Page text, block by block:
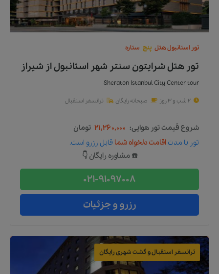
تور استانبولهتل پنج ستاره
تور هتل شرایتون سنتر شهر استانبولاز شیراز
Sheraton Istanbul City Center tour
2 شب و 3 روز صبحانه رایگان ترانسفر استقبال
شروع قیمت تور هوایی: ۲۱,۲۶۰,۰۰۰ تومان
تور با مدت اقامت دلخواه شما قابل رزرو است.
☎️ مشاوره رایگان 👇
021-91097008
رزرو و جزئیات
ترانسفر استقبال و گشت شهری رایگان